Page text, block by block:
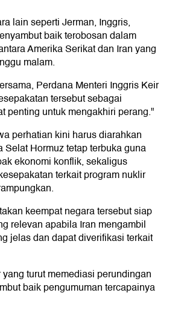
lain seperti Jerman, Inggris,
baik terobosan dalam
Amerika Serikat dan Iran yang
malam.
Perdana Menteri Inggris Keir
tersebut sebagai
penting untuk mengakhiri perang."
perhatian kini harus diarahkan
Selat Hormuz tetap terbuka guna
ekonomi konflik, sekaligus
terkait program nuklir
keempat negara tersebut siap
relevan apabila Iran mengambil
jelas dan dapat diverifikasi terkait
turut memediasi perundingan
baik pengumuman tercapainya